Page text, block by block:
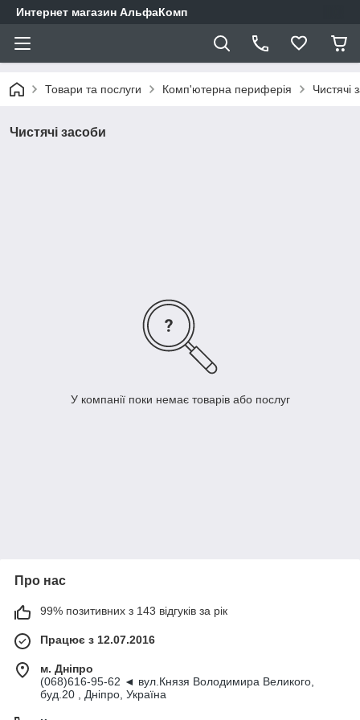
Интернет магазин АльфаКомп
Товари та послуги Комп'ютерна периферія Чистячі
Чистячі засоби
У компанії поки немає товарів або послуг
Про нас
99% позитивних з 143 відгуків за рік
Працює з 12.07.2016
м. Дніпро
(068)616-95-62 ◄ вул.Князя Володимира Великого,
буд.20 , Дніпро, Україна